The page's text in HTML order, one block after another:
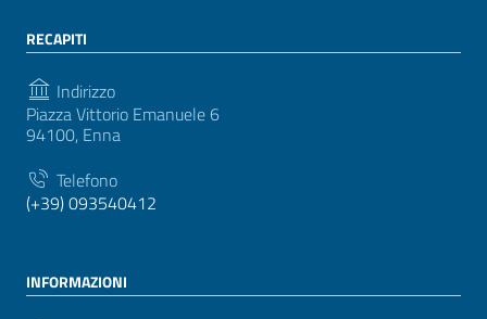
RECAPITI
Indirizzo
Piazza Vittorio Emanuele 6
94100, Enna
Telefono
(+39) 093540412
INFORMAZIONI